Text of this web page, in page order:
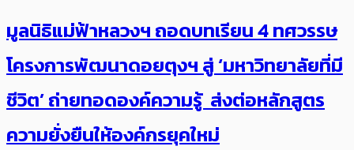
มูลนิธิแม่ฟ้าหลวงฯ ถอดบทเรียน 4 ทศวรรษ
โครงการพัฒนาดอยตุงฯ สู่ ‘มหาวิทยาลัยที่มี
ชีวิต’ ถ่ายทอดองค์ความรู้ ส่งต่อหลักสูตร
ความยั่งยืนให้องค์กรยุคใหม่